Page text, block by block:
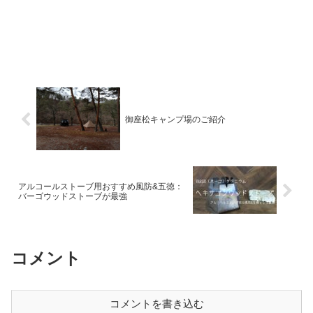
御座松キャンプ場のご紹介
アルコールストーブ用おすすめ風防&五徳：
バーゴウッドストーブが最強
コメント
コメントを書き込む